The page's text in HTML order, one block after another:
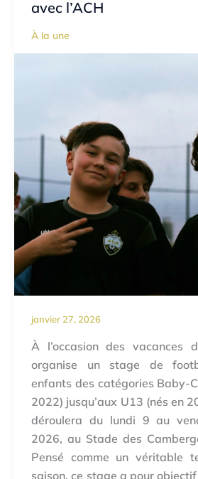
avec l’ACH
À la une
janvier 27, 2026
À l’occasion des vacances
organise un stage de
enfants des catégories Baby-
2022) jusqu’aux U13 (nés en
déroulera du lundi 9 au
2026, au Stade des
Pensé comme un véritable
saison, ce stage a pour